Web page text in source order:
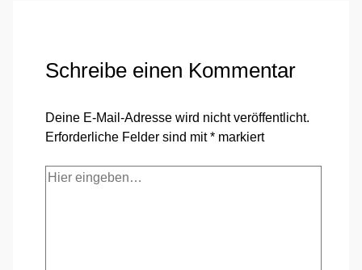
Schreibe einen Kommentar
Deine E-Mail-Adresse wird nicht veröffentlicht.
Erforderliche Felder sind mit* markiert
Hier